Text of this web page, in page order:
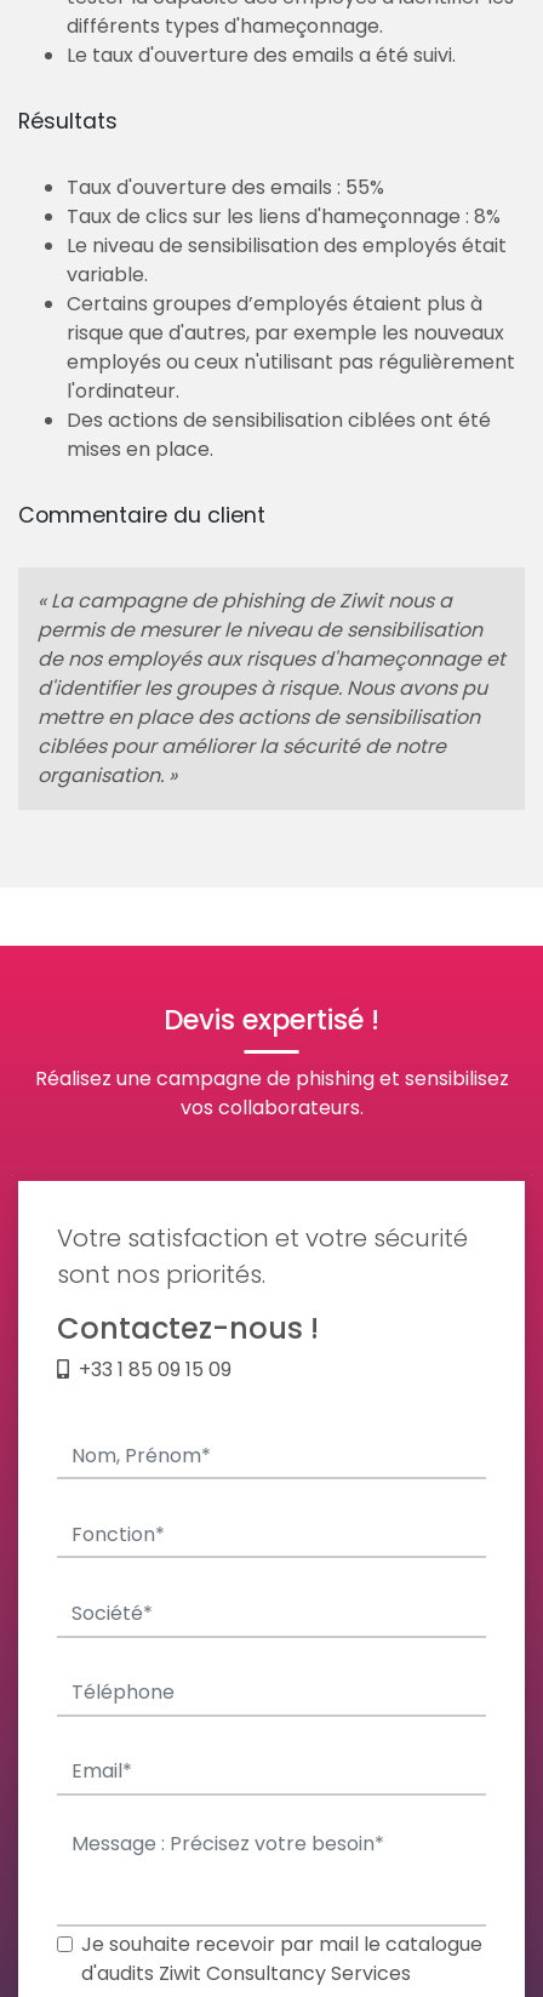
différents types d'hameçonnage.
Le taux d'ouverture des emails a été suivi.
Résultats
Taux d'ouverture des emails : 55%
Taux de clics sur les liens d'hameçonnage : 8%
Le niveau de sensibilisation des employés était
variable.
Certains groupes d’employés étaient plus à
risque que d'autres, par exemple les nouveaux
employés ou ceux n'utilisant pas régulièrement
l'ordinateur.
Des actions de sensibilisation ciblées ont été
mises en place.
Commentaire du client
« La campagne de phishing de Ziwit nous a
permis de mesurer le niveau de sensibilisation
de nos employés aux risques d'hameçonnage et
d'identifier les groupes à risque. Nous avons pu
mettre en place des actions de sensibilisation
ciblées pour améliorer la sécurité de notre
organisation. »
Devis expertisé !
Réalisez une campagne de phishing et sensibilisez
vos collaborateurs.
Votre satisfaction et votre sécurité
sont nos priorités.
Contactez-nous !
+33 1 85 09 15 09
Je souhaite recevoir par mail le catalogue
d'audits Ziwit Consultancy Services